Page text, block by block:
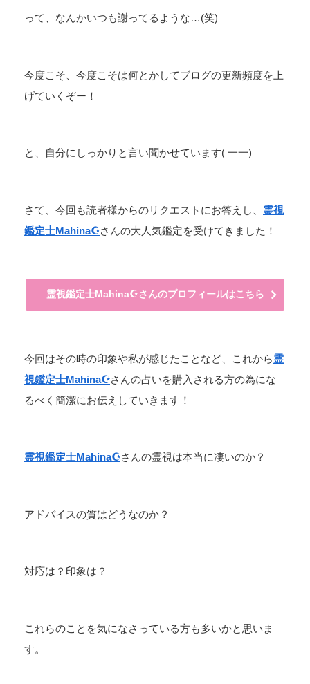
って、なんかいつも謝ってるような…(笑)
今度こそ、今度こそは何とかしてブログの更新頻度を上
げていくぞー！
と、自分にしっかりと言い聞かせています( 一一)
さて、今回も読者様からのリクエストにお答えし、 霊視
鑑定士Mahina☪️さんの大人気鑑定を受けてきました！
霊視鑑定士Mahina☪️さんのプロフィールはこちら
今回はその時の印象や私が感じたことなど、これから霊
視鑑定士Mahina☪️さんの占いを購入される方の為にな
るべく簡潔にお伝えしていきます！
霊視鑑定士Mahina☪️さんの霊視は本当に凄いのか？
アドバイスの質はどうなのか？
対応は？印象は？
これらのことを気になさっている方も多いかと思いま
す。